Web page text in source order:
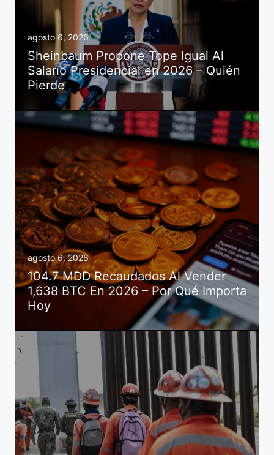
agosto 6, 2026
Sheinbaum Propone Tope Igual Al
Salario Presidencial en 2026 – Quién
Pierde
agosto 6, 2026
104.7 MDD Recaudados Al Vender
1,638 BTC En 2026 – Por Qué Importa
Hoy